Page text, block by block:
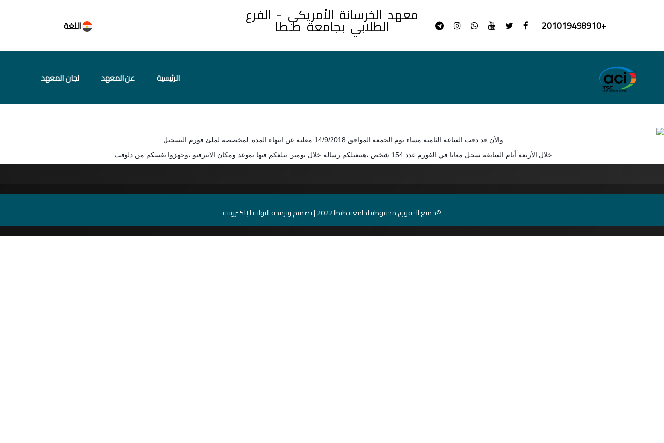
+201019498910 معهد الخرسانة الأمريكي - الفرع
الطلابي بجامعة طنطا اللغة
الرئيسية عن المعهد لجان المعهد
تم إغلاق فورم التسجيل
والأن قد دقت الساعة الثامنة مساء يوم الجمعة الموافق 14/9/2018 معلنة عن انتهاء المدة المخصصة لملئ فورم التسجيل.
خلال الأربعة أيام السابقة سجل معانا في الفورم عدد 154 شخص ،هنبعتلكم رسالة خلال يومين نبلغكم فيها بموعد ومكان الانترفيو ،وجهزوا نفسكم من دلوقت.
©جميع الحقوق محفوظة لجامعة طنطا 2022 | تصميم وبرمجة البوابة الإلكترونية